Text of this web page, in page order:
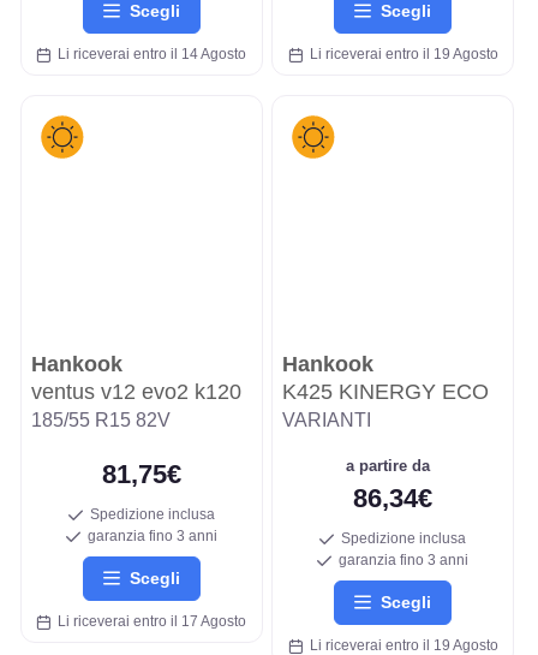
Scegli
Li riceverai entro il 14 Agosto
Scegli
Li riceverai entro il 19 Agosto
Hankook
ventus v12 evo2 k120
185/55 R15 82V
81,75€
Spedizione inclusa
garanzia fino 3 anni
Scegli
Li riceverai entro il 17 Agosto
Hankook
K425 KINERGY ECO
VARIANTI
a partire da
86,34€
Spedizione inclusa
garanzia fino 3 anni
Scegli
Li riceverai entro il 19 Agosto